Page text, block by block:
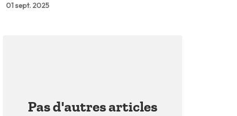
01 sept. 2025
Pas d'autres articles